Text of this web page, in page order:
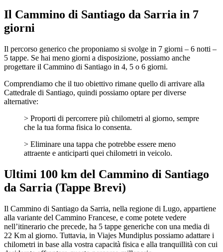
Il Cammino di Santiago da Sarria in 7
giorni
Il percorso generico che proponiamo si svolge in 7 giorni – 6 notti –
5 tappe. Se hai meno giorni a disposizione, possiamo anche
progettare il Cammino di Santiago in 4, 5 o 6 giorni.
Comprendiamo che il tuo obiettivo rimane quello di arrivare alla
Cattedrale di Santiago, quindi possiamo optare per diverse
alternative:
> Proporti di percorrere più chilometri al giorno, sempre
che la tua forma fisica lo consenta.
> Eliminare una tappa che potrebbe essere meno
attraente e anticiparti quei chilometri in veicolo.
Ultimi 100 km del Cammino di Santiago
da Sarria (Tappe Brevi)
Il Cammino di Santiago da Sarria, nella regione di Lugo, appartiene
alla variante del Cammino Francese, e come potete vedere
nell’itinerario che precede, ha 5 tappe generiche con una media di
22 Km al giorno. Tuttavia, in Viajes Mundiplus possiamo adattare i
chilometri in base alla vostra capacità fisica e alla tranquillità con cui